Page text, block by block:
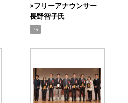
×フリーアナウンサー
長野智子氏
PR